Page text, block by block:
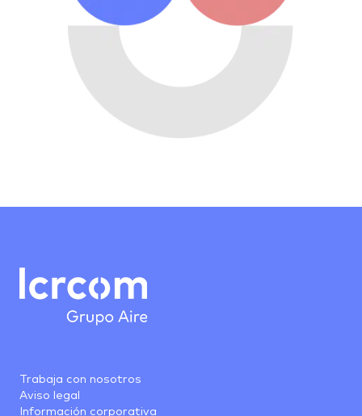
Trabaja con nosotros
Aviso legal
Información corporativa